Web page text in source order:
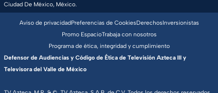
Ciudad De México, México.
Aviso de privacidadPreferencias de CookiesDerechosInversionistas
Promo EspacioTrabaja con nosotros
Programa de ética, integridad y cumplimiento
Defensor de Audiencias y Código de Ética de Televisión Azteca III y
Televisora del Valle de México